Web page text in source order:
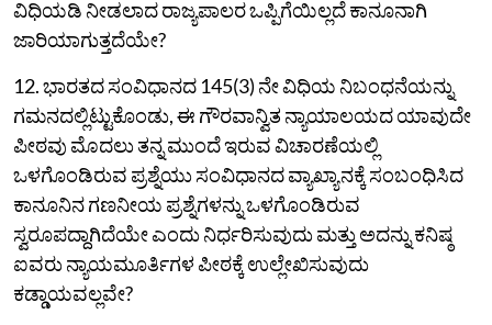
ವಿಧಿಯಡಿ ನೀಡಲಾದ ರಾಜ್ಯಪಾಲರ ಒಪ್ಪಿಗೆಯಿಲ್ಲದೆ ಕಾನೂನಾಗಿ
ಜಾರಿಯಾಗುತ್ತದೆಯೇ?
12. ಭಾರತದ ಸಂವಿಧಾನದ 145(3) ನೇ ವಿಧಿಯ ನಿಬಂಧನೆಯನ್ನು
ಗಮನದಲ್ಲಿಟ್ಟುಕೊಂಡು, ಈ ಗೌರವಾನ್ವಿತ ನ್ಯಾಯಾಲಯದ ಯಾವುದೇ
ಪೀಠವು ಮೊದಲು ತನ್ನ ಮುಂದೆ ಇರುವ ವಿಚಾರಣೆಯಲ್ಲಿ
ಒಳಗೊಂಡಿರುವ ಪ್ರಶ್ನೆಯು ಸಂವಿಧಾನದ ವ್ಯಾಖ್ಯಾನಕ್ಕೆ ಸಂಬಂಧಿಸಿದ
ಕಾನೂನಿನ ಗಣನೀಯ ಪ್ರಶ್ನೆಗಳನ್ನು ಒಳಗೊಂಡಿರುವ
ಸ್ವರೂಪದ್ದಾಗಿದೆಯೇ ಎಂದು ನಿರ್ಧರಿಸುವುದು ಮತ್ತು ಅದನ್ನು ಕನಿಷ್ಠ
ಐವರು ನ್ಯಾಯಮೂರ್ತಿಗಳ ಪೀಠಕ್ಕೆ ಉಲ್ಲೇಖಿಸುವುದು
ಕಡ್ಡಾಯವಲ್ಲವೇ?